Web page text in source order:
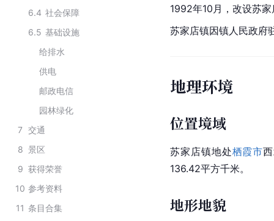
6.4 社会保障
6.5 基础设施
给排水
供电
邮政电信
园林绿化
7 交通
8 景区
9 获得荣誉
10 参考资料
11 条目合集
1992年10月，改设苏
苏家店镇因镇人民政府
地理环境
位置境域
苏家店镇地处栖霞市
136.42平方千米。
地形地貌